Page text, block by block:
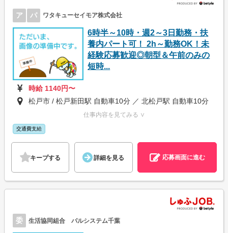
ア パ ワタキューセイモア株式会社
6時半～10時・週2～3日勤務・扶
養内パート可！ 2h～勤務OK！未
経験応募歓迎◎朝型＆午前のみの
短時...
時給 1140円〜
松戸市 / 松戸新田駅 自動車10分 ／ 北松戸駅 自動車10分
仕事内容を見てみる ∨
交通費支給
キープする 詳細を見る 応募画面に進む
委 生活協同組合 パルシステム千葉